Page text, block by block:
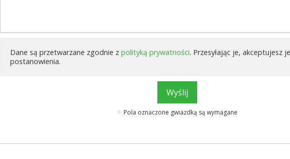
Dane są przetwarzane zgodnie z polityką prywatności. Przesyłając je, akceptujesz
postanowienia.
Wyślij
Pola oznaczone gwiazdką są wymagane